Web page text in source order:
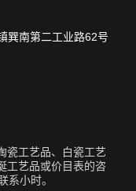
巽南第二工业路62号
瓷工艺品、白瓷工艺
工艺品或价目表的咨
系小时。